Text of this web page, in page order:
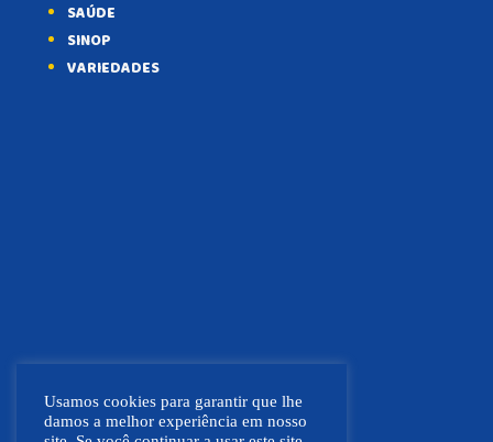
SAÚDE
SINOP
VARIEDADES
Usamos cookies para garantir que lhe
damos a melhor experiência em nosso